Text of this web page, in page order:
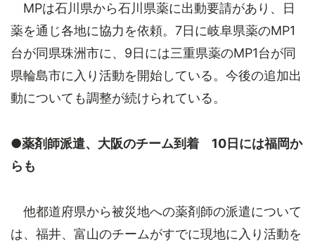
MPは石川県から石川県薬に出動要請があり、日
薬を通じ各地に協力を依頼。7日に岐阜県薬のMP1
台が同県珠洲市に、9日には三重県薬のMP1台が同
県輪島市に入り活動を開始している。今後の追加出
動についても調整が続けられている。
●薬剤師派遣、大阪のチーム到着 10日には福岡か
らも
他都道府県から被災地への薬剤師の派遣について
は、福井、富山のチームがすでに現地に入り活動を